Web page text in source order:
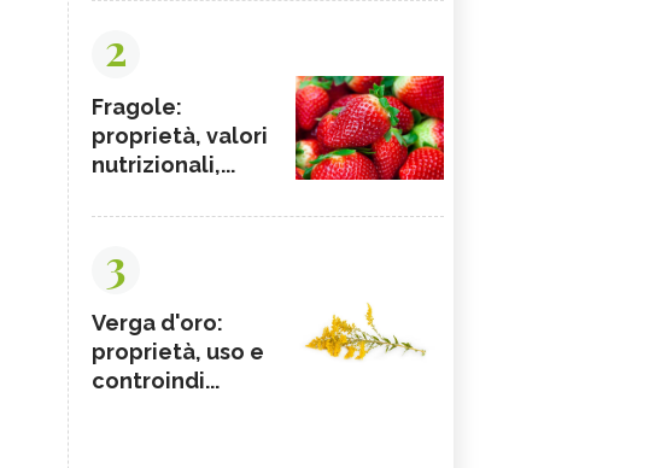
2
Fragole:
proprietà, valori
nutrizionali,...
3
Verga d'oro:
proprietà, uso e
controindi...